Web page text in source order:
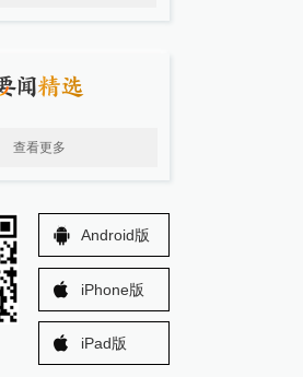
查看更多
Android版
iPhone版
iPad版